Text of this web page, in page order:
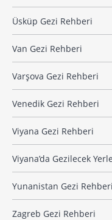
Üsküp Gezi Rehberi
Van Gezi Rehberi
Varşova Gezi Rehberi
Venedik Gezi Rehberi
Viyana Gezi Rehberi
Viyana’da Gezilecek
Yunanistan Gezi Rehberi
Zagreb Gezi Rehberi